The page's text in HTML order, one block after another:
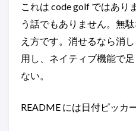
これは code golf ではあり
う話でもありません。無
え方です。消せるなら消
用し、ネイティブ機能で
ない。
README には日付ピッカ